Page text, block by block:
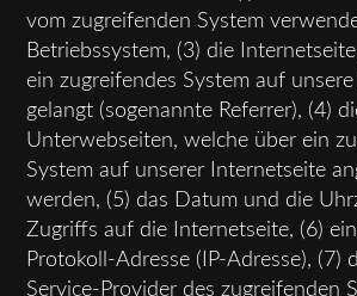
vom zugreifenden System
Betriebssystem, (3) die
ein zugreifendes System auf
gelangt (sogenannte Referrer), (4)
Unterwebseiten, welche über ein
System auf unserer Internetseite
werden, (5) das Datum und die
Zugriffs auf die Internetseite, (6)
Protokoll-Adresse (IP-Adresse), (7)
Service-Provider des zugreifenden